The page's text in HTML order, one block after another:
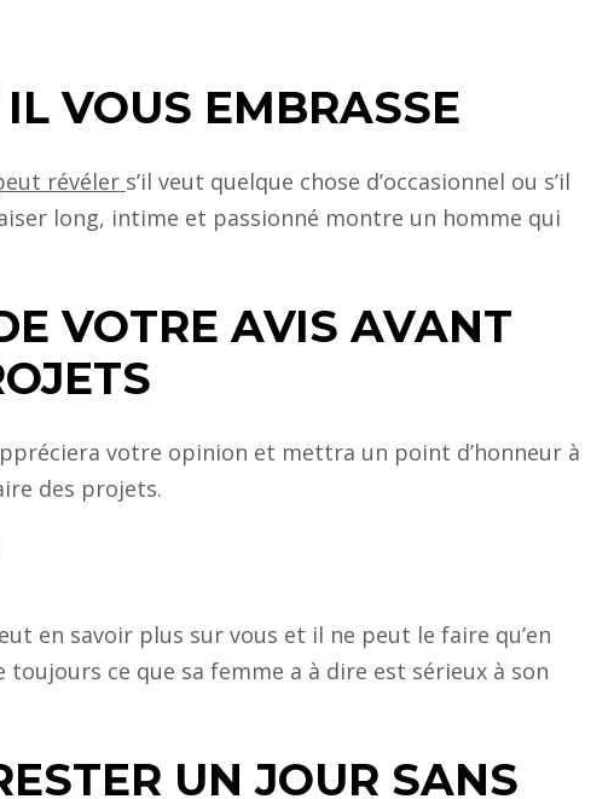
VOUS EMBRASSE
révéler s’il veut quelque chose d’occasionnel ou s’il
long, intime et passionné montre un homme qui
VOTRE AVIS AVANT
votre opinion et mettra un point d’honneur à
des projets.
en savoir plus sur vous et il ne peut le faire qu’en
ce que sa femme a à dire est sérieux à son
UN JOUR SANS